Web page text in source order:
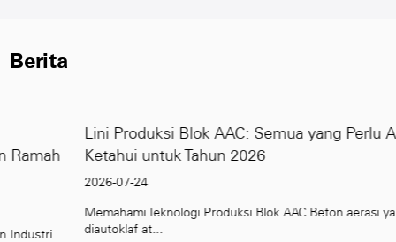
Berita
Lini Produksi Blok AAC: Semua yang Perlu Anda
Ketahui untuk Tahun 2026
Memahami Teknologi Produksi Blok AAC Beton aerasi yang
diautoklaf at...